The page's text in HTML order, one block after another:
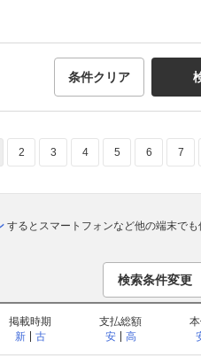
条件クリア
2 3 4 5 6 7
するとスマートフォンなど他の端末でも
検索条件変更
掲載時期
新
古
支払総額
安
高